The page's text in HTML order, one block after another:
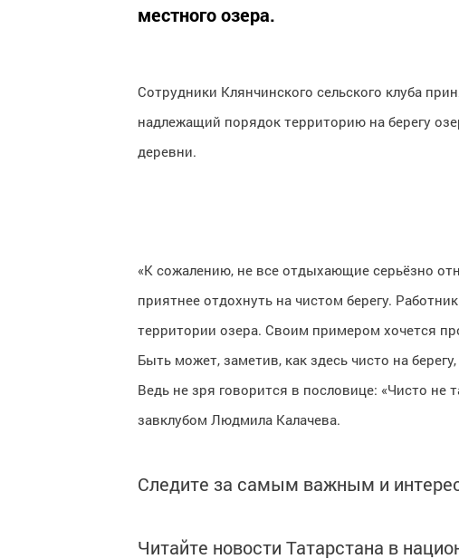
местного озера.
Сотрудники Клянчинского сельского клуба
надлежащий порядок территорию на берегу
деревни.
«К сожалению, не все отдыхающие серьёзно
приятнее отдохнуть на чистом берегу.
территории озера. Своим примером хочется
Быть может, заметив, как здесь чисто на
Ведь не зря говорится в пословице: «Чисто не
завклубом Людмила Калачева.
Следите за самым важным и
Читайте новости Татарстана в